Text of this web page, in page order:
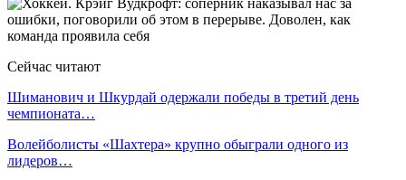
Сейчас читают
Шиманович и Шкурдай одержали победы в третий день
чемпионата…
Волейболисты «Шахтера» крупно обыграли одного из
лидеров…